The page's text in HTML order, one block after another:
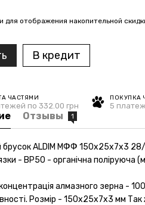
для отображения накопительной
В кредит
ЧАСТЯМИ
по 332.00 грн
ПОКУПКА
5
Отзывы 1
ALDIM МФФ 150х25х7х3
- ВР50 - органічна поліруюча
алмазного зерна -
Розмір - 150х25х7х3 мм